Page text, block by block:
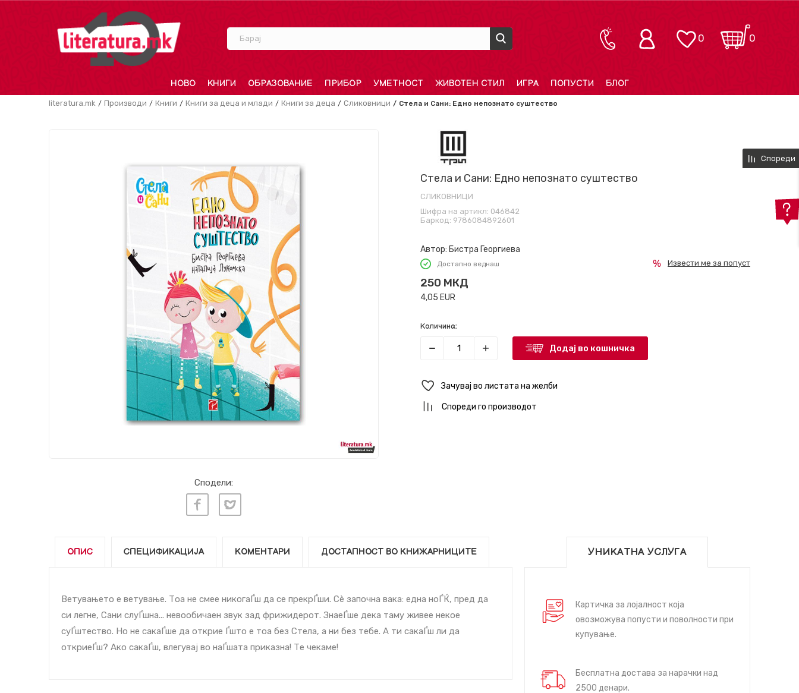
Барај 0
0
НОВО КНИГИ ОБРАЗОВАНИЕ ПРИБОР УМЕТНОСТ ЖИВОТЕН СТИЛ ИГРА ПОПУСТИ БЛОГ
literatura.mk Производи Книги Книги за деца и млади Книги за деца Сликовници Стела и Сани: Едно непознато суштество
Сподели:
Стела и Сани: Едно непознато суштество
СЛИКОВНИЦИ
Шифра на артикл: 046842
Баркод: 9786084892601
Автор: Бистра Георгиева
Достапно веднаш
250 МКД
4,05 EUR
Извести ме за попуст
Количина:
Додај во кошничка
Зачувај во листата на желби
Спореди го производот
ОПИС СПЕЦИФИКАЦИЈА КОМЕНТАРИ ДОСТАПНОСТ ВО КНИЖАРНИЦИТЕ
Ветувањето е ветување. Тоа не смее никогаЃш да се прекрЃши. Сѐ започна вака: една ноЃЌ, пред да
си легне, Сани слуЃшна... невообичаен звук зад фрижидерот. ЗнаеЃше дека таму живее некое
суЃштество. Но не сакаЃше да открие Ѓшто е тоа без Стела, а ни без тебе. А ти сакаЃш ли да
откриеЃш? Ако сакаЃш, влегувај во наЃшата приказна! Те чекаме!
УНИКАТНА УСЛУГА
Картичка за лојалност која
овозможува попусти и поволности при
купување.
Бесплатна достава за нарачки над
2500 денари.
Спореди